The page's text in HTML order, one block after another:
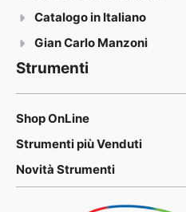
Catalogo in Italiano
Gian Carlo Manzoni
Strumenti
Shop OnLine
Strumenti più Venduti
Novità Strumenti